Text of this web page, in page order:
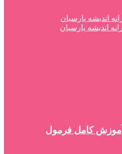
اندیشه پارسیان
اندیشه پارسیان
کامل فرمول